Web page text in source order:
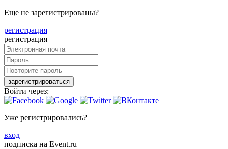
Еще не зарегистрированы?
регистрация
регистрация
зарегистрироваться
Войти через:
Уже регистрировались?
вход
подписка на Event.ru